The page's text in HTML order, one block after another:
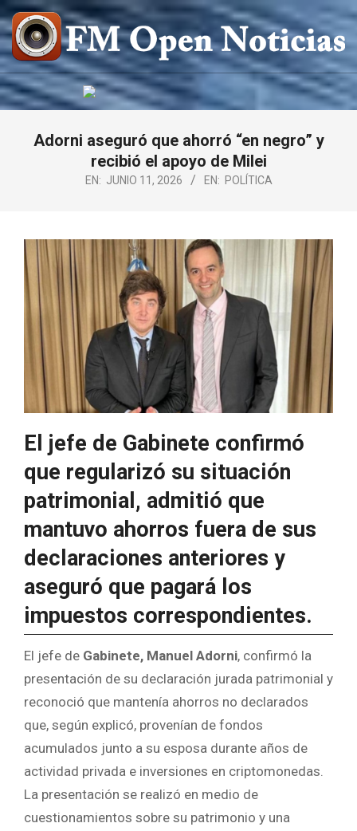
Saltar
al
contenido
FM
OPEN
NOTICIAS
Adorni aseguró que ahorró “en negro” y
recibió el apoyo de Milei
EN: JUNIO 11, 2026 EN: POLÍTICA
El jefe de Gabinete confirmó
que regularizó su situación
patrimonial, admitió que
mantuvo ahorros fuera de sus
declaraciones anteriores y
aseguró que pagará los
impuestos correspondientes.
El jefe de Gabinete, Manuel Adorni, confirmó la
presentación de su declaración jurada patrimonial y
reconoció que mantenía ahorros no declarados
que, según explicó, provenían de fondos
acumulados junto a su esposa durante años de
actividad privada e inversiones en criptomonedas.
La presentación se realizó en medio de
cuestionamientos sobre su patrimonio y una